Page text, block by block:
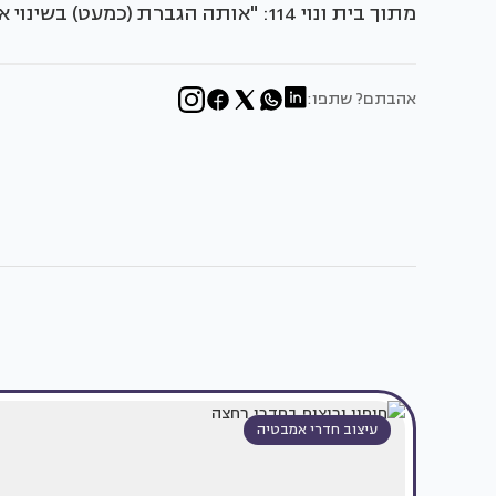
מתוך בית ונוי 114: "אותה הגברת (כמעט) בשינוי אדרת"
אהבתם? שתפו:
עיצוב חדרי אמבטיה